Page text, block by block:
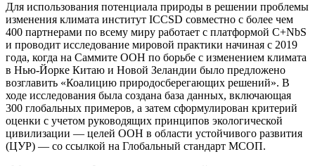
Для использования потенциала природы в решении проблемы
изменения климата институт ICCSD совместно с более чем
400 партнерами по всему миру работает с платформой C+NbS
и проводит исследование мировой практики начиная с 2019
года, когда на Саммите ООН по борьбе с изменением климата
в Нью-Йорке Китаю и Новой Зеландии было предложено
возглавить «Коалицию природосберегающих решений». В
ходе исследования была создана база данных, включающая
300 глобальных примеров, а затем сформулирован критерий
оценки с учетом руководящих принципов экологической
цивилизации — целей ООН в области устойчивого развития
(ЦУР) — со ссылкой на Глобальный стандарт МСОП.